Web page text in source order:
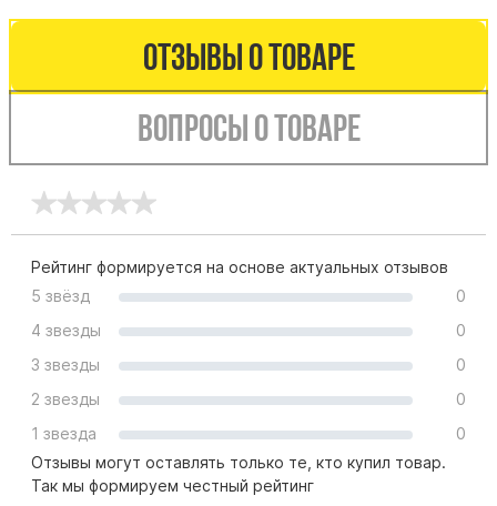
Цоколь из гранита
Ограды из гранита
Ограды из чугуна
Столбы для ограды чугун
Тротуарная плитка
Вазы полимерные
Подсвечники
Венки
Вазы из гранита
Скульптуры в полный рост
Отзывы о товаре
Вопросы о товаре
Рейтинг формируется на основе актуальных отзывов
5 звёзд
0
4 звезды
0
3 звезды
0
2 звезды
0
1 звезда
0
Отзывы могут оставлять только те, кто купил товар.
Так мы формируем честный рейтинг